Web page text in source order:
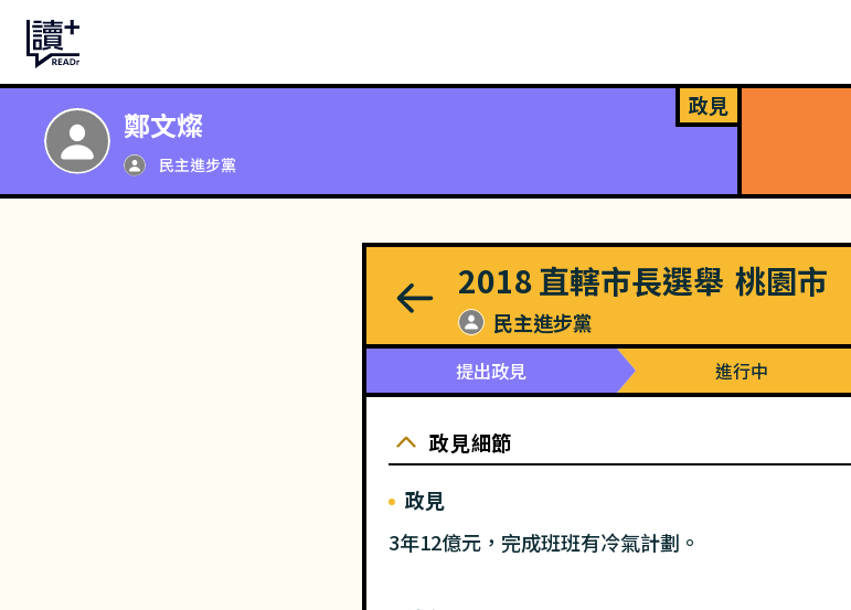
鄭文燦
民主進步黨
政見
2018直轄市長選舉 桃園市
民主進步黨
提出政見 進行中
政見細節
政見
3年12億元，完成班班有冷氣計劃。